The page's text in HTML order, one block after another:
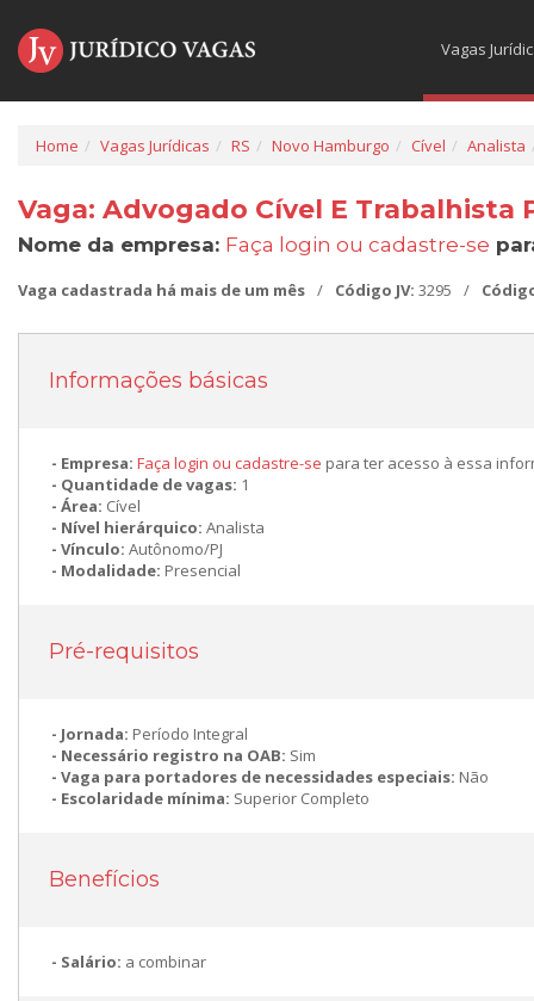
Vagas
Home Vagas Jurídicas RS Novo Hamburgo Cível Analista
Vaga: Advogado Cível E
Nome da empresa: Faça login ou cadastre-se
Vaga cadastrada há mais de um mês / Código JV: 3295 /
Informações básicas
Empresa: Faça login ou cadastre-se para ter acesso à essa
Quantidade de vagas: 1
Área: Cível
Nível hierárquico: Analista
Vínculo: Autônomo/PJ
Modalidade: Presencial
Pré-requisitos
Jornada: Período Integral
Necessário registro na OAB: Sim
Vaga para portadores de necessidades especiais: Não
Escolaridade mínima: Superior Completo
Benefícios
Salário: a combinar